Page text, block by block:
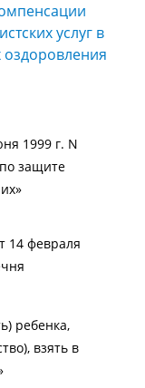
услуг в
оздоровления
1999 г. N
защите
14 февраля
ребенка,
взять в